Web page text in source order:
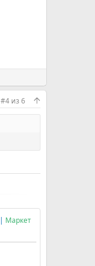
#4 из6
| Маркет